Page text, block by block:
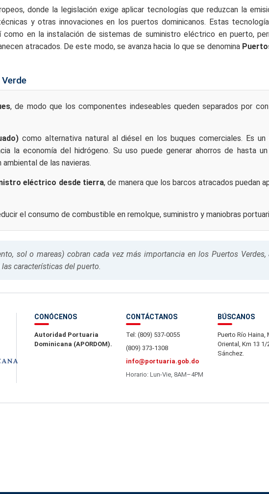
donde la legislación exige aplicar tecnologías que reduzcan la
y otras innovaciones en los puertos dominicanos. Estas
en la instalación de sistemas de suministro eléctrico en puerto,
atracados. De este modo, se avanza hacia lo que se denomina
, de modo que los componentes indeseables queden separados por
como alternativa natural al diésel en los buques comerciales. Es un
la economía del hidrógeno. Su uso puede generar ahorros de hasta
ambiental de las navieras.
eléctrico desde tierra, de manera que los barcos atracados puedan
el consumo de combustible en remolque, suministro y maniobras
sol o mareas) cobran cada vez más importancia en los Puertos
características del puerto.
CONÓCENOS
Autoridad Portuaria
Dominicana (APORDOM).
CONTÁCTANOS
Tel: (809) 537-0055
(809) 373-1308
info@portuaria.gob.do
Horario: Lun-Vie, 8AM–4PM
BÚSCANOS
Puerto Río Haina,
Oriental, Km 13 1/
Sánchez.